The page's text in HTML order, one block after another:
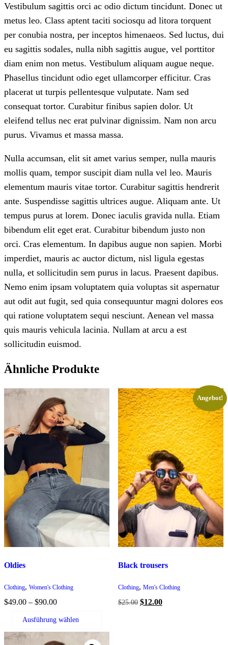
Vestibulum sagittis orci ac odio dictum tincidunt. Donec ut
metus leo. Class aptent taciti sociosqu ad litora torquent
per conubia nostra, per inceptos himenaeos. Sed luctus, dui
eu sagittis sodales, nulla nibh sagittis augue, vel porttitor
diam enim non metus. Vestibulum aliquam augue neque.
Phasellus tincidunt odio eget ullamcorper efficitur. Cras
placerat ut turpis pellentesque vulputate. Nam sed
consequat tortor. Curabitur finibus sapien dolor. Ut
eleifend tellus nec erat pulvinar dignissim. Nam non arcu
purus. Vivamus et massa massa.
Nulla accumsan, elit sit amet varius semper, nulla mauris
mollis quam, tempor suscipit diam nulla vel leo. Mauris
elementum mauris vitae tortor. Curabitur sagittis hendrerit
ante. Suspendisse sagittis ultrices augue. Aliquam ante. Ut
tempus purus at lorem. Donec iaculis gravida nulla. Etiam
bibendum elit eget erat. Curabitur bibendum justo non
orci. Cras elementum. In dapibus augue non sapien. Morbi
imperdiet, mauris ac auctor dictum, nisl ligula egestas
nulla, et sollicitudin sem purus in lacus. Praesent dapibus.
Nemo enim ipsam voluptatem quia voluptas sit aspernatur
aut odit aut fugit, sed quia consequuntur magni dolores eos
qui ratione voluptatem sequi nesciunt. Aenean vel massa
quis mauris vehicula lacinia. Nullam at arcu a est
sollicitudin euismod.
Ähnliche Produkte
Oldies
Clothing, Women's Clothing
$49.00 – $90.00Preisspanne:
$90.00
Ausführung wählen
Dieses
mehrere
Varianten
auf.
Die
Optionen
können
auf
der
Produktseite
gewählt
Angebot!
Black trousers
Clothing, Men's Clothing
$25.00 Ursprünglicher
$12.00Aktueller